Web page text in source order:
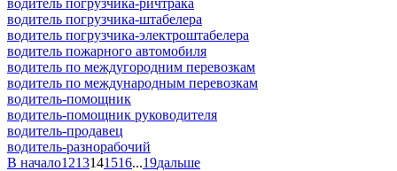
водитель погрузчика-штабелера
водитель погрузчика-электроштабелера
водитель пожарного автомобиля
водитель по междугородним перевозкам
водитель по международным перевозкам
водитель-помощник
водитель-помощник руководителя
водитель-продавец
водитель-разнорабочий
В начало1213141516...19дальше